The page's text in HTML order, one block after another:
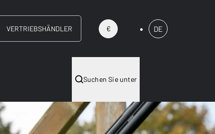
VERTRIEBSHÄNDLER € DE
Suchen Sie unter